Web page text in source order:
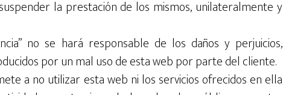
la prestación de los mismos, unilateralmente y
no se hará responsable de los daños y perjuicios,
por un mal uso de esta web por parte del cliente.
a no utilizar esta web ni los servicios ofrecidos en ella